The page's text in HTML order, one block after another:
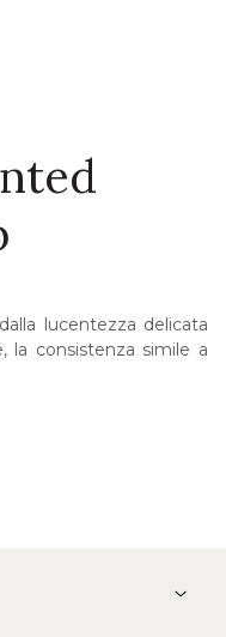
lucentezza delicata
la consistenza simile a